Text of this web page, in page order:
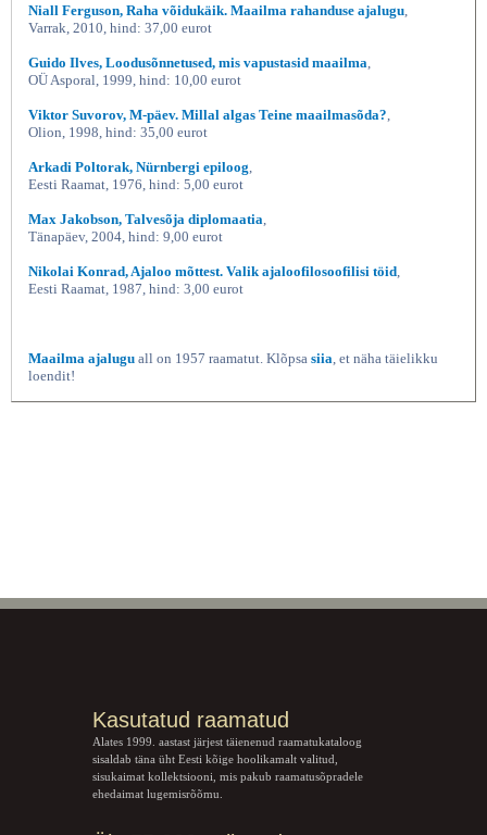
Niall Ferguson, Raha võidukäik. Maailma rahanduse ajalugu
Varrak, 2010, hind: 37,00 eurot
Guido Ilves, Loodusõnnetused, mis vapustasid maailma
OÜ Asporal, 1999, hind: 10,00 eurot
Viktor Suvorov, M-päev. Millal algas Teine maailmasõda?
Olion, 1998, hind: 35,00 eurot
Arkadi Poltorak, Nürnbergi epiloog
Eesti Raamat, 1976, hind: 5,00 eurot
Max Jakobson, Talvesõja diplomaatia
Tänapäev, 2004, hind: 9,00 eurot
Nikolai Konrad, Ajaloo mõttest. Valik ajaloofilosoofilisi töid
Eesti Raamat, 1987, hind: 3,00 eurot
Maailma ajalugu all on 1957 raamatut. Klõpsa siia , et näha täielikku
loendit!
Kasutatud raamatud
Alates 1999. aastast järjest täienenud raamatukataloog
sisaldab täna üht Eesti kõige hoolikamalt valitud,
sisukaimat kollektsiooni, mis pakub raamatusõpradele
ehedaimat lugemisrõõmu.